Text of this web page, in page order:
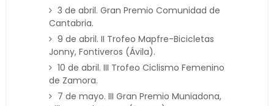
3 de abril. Gran Premio Comunidad de
Cantabria.
9 de abril. II Trofeo Mapfre-Bicicletas
Jonny, Fontiveros (Ávila).
10 de abril. III Trofeo Ciclismo Femenino
de Zamora.
7 de mayo. III Gran Premio Muniadona,